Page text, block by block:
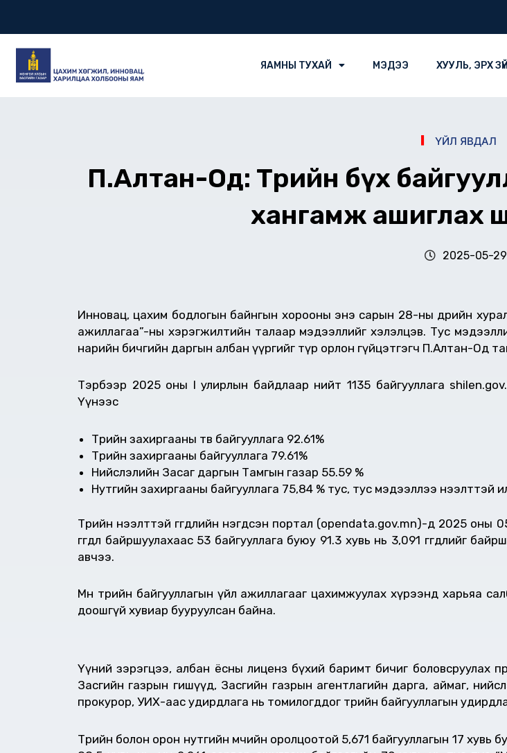
ЯАМНЫ ТУХАЙ МЭДЭЭ ХУУЛЬ, ЭРХ ЗҮЙ
ҮЙЛ ЯВДАЛ
П.Алтан-Од: Төрийн бүх
хангамж ашиглах
2025-05-29
Инновац, цахим бодлогын байнгын хорооны энэ сарын 28-ны өдрийн
ажиллагаа”-ны хэрэгжилтийн талаар мэдээллийг хэлэлцэв. Тус
нарийн бичгийн даргын албан үүргийг түр орлон гүйцэтгэгч П.Алтан-Од
Тэрбээр 2025 оны I улирлын байдлаар нийт 1135 байгууллага
Үүнээс
Төрийн захиргааны төв байгууллага 92.61%
Төрийн захиргааны байгууллага 79.61%
Нийслэлийн Засаг даргын Тамгын газар 55.59 %
Нутгийн захиргааны байгууллага 75,84 % тус, тус мэдээллээ нээлттэй
Төрийн нээлттэй өгөгдлийн нэгдсэн портал (opendata.gov.mn)-д 2025 оны
өгөгдөл байршуулахаас 53 байгууллага буюу 91.3 хувь нь 3,091 өгөгдлийг
авчээ.
Мөн төрийн байгууллагын үйл ажиллагааг цахимжуулах хүрээнд харьяа
доошгүй хувиар бууруулсан байна.
Үүний зэрэгцээ, албан ёсны лиценз бүхий баримт бичиг боловсруулах
Засгийн газрын гишүүд, Засгийн газрын агентлагийн дарга, аймаг,
прокурор, УИХ-аас удирдлага нь томилогддог төрийн байгууллагын
Төрийн болон орон нутгийн өмчийн оролцоотой 5,671 байгууллагын 17